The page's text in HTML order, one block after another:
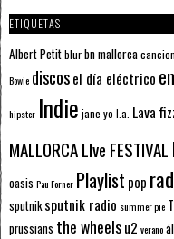
ETIQUETAS
Albert Petitblurbn mallorca
Bowie discosel día eléctrico
hipster Indie jane yo l.a. Lava
MALLORCA LIve FESTIVAL
oasis Pau Forner Playlist pop
sputnik sputnik radio summer pie
prussians the wheelsu2 verano